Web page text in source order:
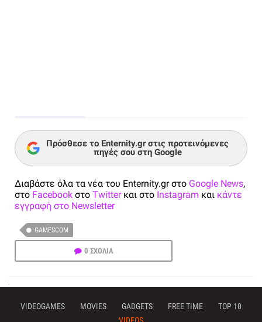
Πρόσθεσε το Enternity.gr στις προτεινόμενες
πηγές σου στη Google
Διαβάστε όλα τα νέα του Enternity.gr στο Google News,
στο Facebook στο Twitterκαι στο Instagram και κάντε
εγγραφή στο Newsletter
GAMESCOM
0 ΣΧΟΛΙΑ
VIDEOGAMES MOVIES GADGETS FREE TIME
TOP 10